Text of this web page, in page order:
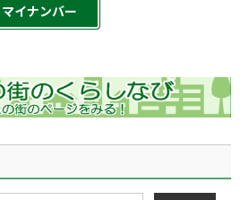
マイナンバー